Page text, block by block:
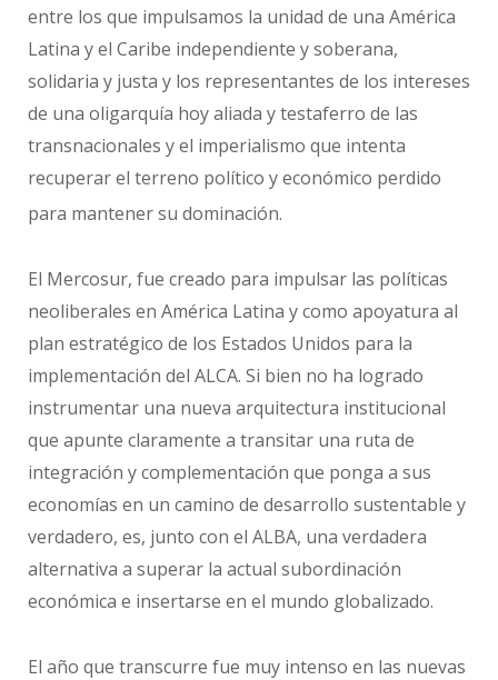
entre los que impulsamos la unidad de una América
Latina y el Caribe independiente y soberana,
solidaria y justa y los representantes de los intereses
de una oligarquía hoy aliada y testaferro de las
transnacionales y el imperialismo que intenta
recuperar el terreno político y económico perdido
para mantener su dominación.
El Mercosur, fue creado para impulsar las políticas
neoliberales en América Latina y como apoyatura al
plan estratégico de los Estados Unidos para la
implementación del ALCA. Si bien no ha logrado
instrumentar una nueva arquitectura institucional
que apunte claramente a transitar una ruta de
integración y complementación que ponga a sus
economías en un camino de desarrollo sustentable y
verdadero, es, junto con el ALBA, una verdadera
alternativa a superar la actual subordinación
económica e insertarse en el mundo globalizado.
El año que transcurre fue muy intenso en las nuevas